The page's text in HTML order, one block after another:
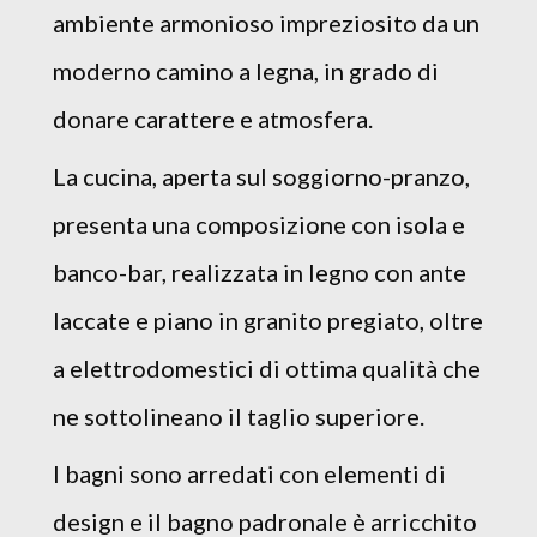
ambiente armonioso impreziosito da un
moderno camino a legna, in grado di
donare carattere e atmosfera.
La cucina, aperta sul soggiorno-pranzo,
presenta una composizione con isola e
banco-bar, realizzata in legno con ante
laccate e piano in granito pregiato, oltre
a elettrodomestici di ottima qualità che
ne sottolineano il taglio superiore.
I bagni sono arredati con elementi di
design e il bagno padronale è arricchito